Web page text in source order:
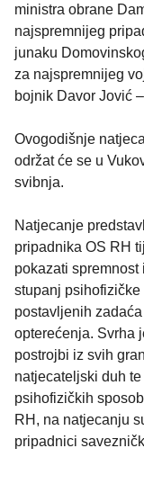
ministra obrane
najspremnijeg
junaku
za najspremnijeg
bojnik Davor Jović
Ovogodišnje
održat će se u
svibnja.
Natjecanje
pripadnika OS RH
pokazati
stupanj
postavljenih
opterećenja. Svrha
postrojbi iz svih
natjecateljski duh
psihofizičkih
RH, na natjecanju
pripadnici